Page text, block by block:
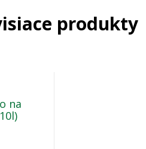
produkty
na